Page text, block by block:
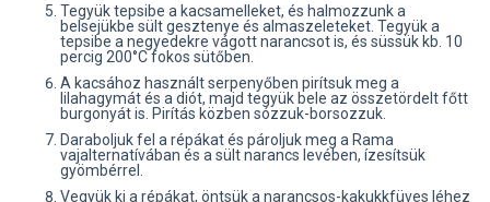
Tegyük tepsibe a kacsamelleket, és halmozzunk a
belsejükbe sült gesztenye és almaszeleteket. Tegyük a
tepsibe a negyedekre vágott narancsot is, és süssük kb. 10
percig 200°C fokos sütőben.
A kacsához használt serpenyőben pirítsuk meg a
lilahagymát és a diót, majd tegyük bele az összetördelt főtt
burgonyát is. Pirítás közben sózzuk-borsozzuk.
Daraboljuk fel a répákat és pároljuk meg a Rama
vajalternatívában és a sült narancs levében, ízesítsük
gyömbérrel.
Vegyük ki a répákat, öntsük a narancsos-kakukkfüves léhez